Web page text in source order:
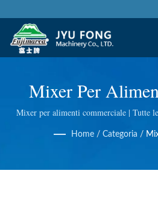
Mixer Per
Anni Di Produttore
Per Alimenti
Mixer per alimenti commerciale | Tutte
FONG sono realizzate al 100% a
eccellente per affettatrici elettriche e
qualità a ogni passaggio, quindi ti
Home / Categoria /